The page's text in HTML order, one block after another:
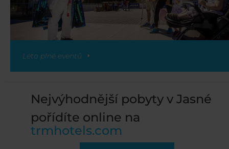
Léto plné eventů
Nejvýhodnější pobyty v Jasné
pořídíte online na
trmhotels.com